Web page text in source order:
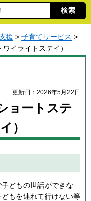
援 > 子育てサービス >
イライトステイ）
更新日：2026年5月22日
ョートステ
）
どもの世話ができな
もを連れて行けない等